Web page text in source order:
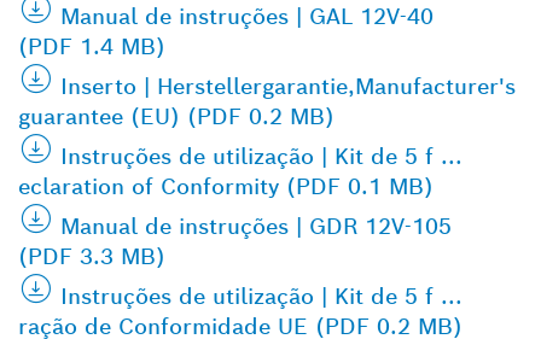
Manual de instruções | GAL 12V-40
(PDF 1.4 MB)
Inserto | Herstellergarantie,Manufacturer's
guarantee (EU) (PDF 0.2 MB)
Instruções de utilização | Kit de 5 f ...
eclaration of Conformity (PDF 0.1 MB)
Manual de instruções | GDR 12V-105
(PDF 3.3 MB)
Instruções de utilização | Kit de 5 f ...
ração de Conformidade UE (PDF 0.2 MB)